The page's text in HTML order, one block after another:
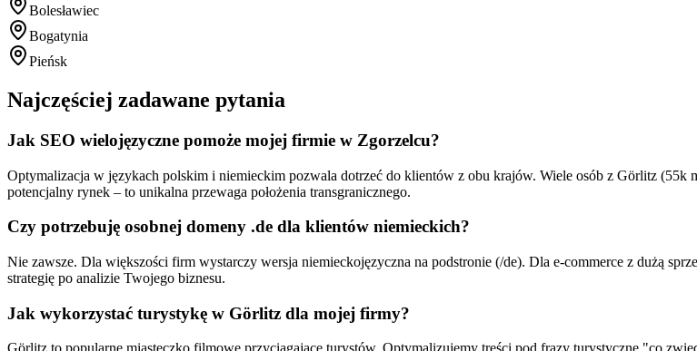
Bolesławiec
Bogatynia
Pieńsk
Najczęściej zadawane pytania
Jak SEO wielojęzyczne pomoże mojej firmie w Zgorzelcu?
Optymalizacja w językach polskim i niemieckim pozwala dotrzeć do klientów z obu krajów. Wiele osób z Görlitz
potencjalny rynek – to unikalna przewaga położenia transgranicznego.
Czy potrzebuję osobnej domeny .de dla klientów niemieckich?
Nie zawsze. Dla większości firm wystarczy wersja niemieckojęzyczna na podstronie (/de). Dla e-commerce z dużą
strategię po analizie Twojego biznesu.
Jak wykorzystać turystykę w Görlitz dla mojej firmy?